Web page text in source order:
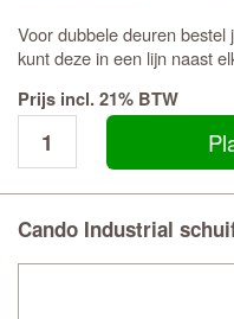
Voor dubbele deuren
kunt deze in een lijn naast
Prijs incl. 21% BTW
Cando Industrial